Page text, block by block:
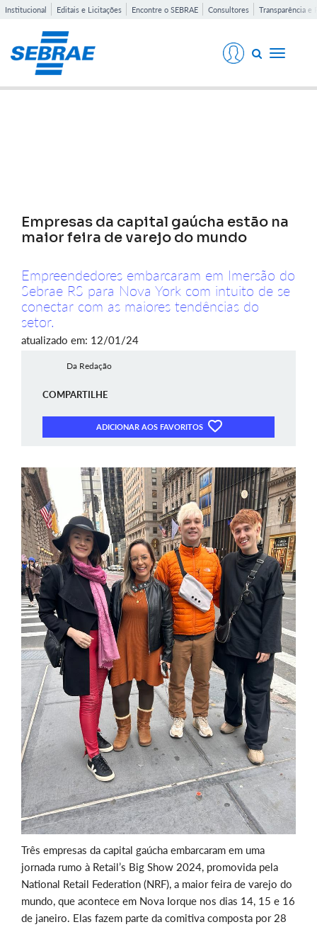
Institucional Editais e Licitações Encontre o SEBRAE Consultores Transparência e
Toggle
Empresas da capital gaúcha estão na
maior feira de varejo do mundo
Empreendedores embarcaram em Imersão do
Sebrae RS para Nova York com intuito de se
conectar com as maiores tendências do
setor.
atualizado em: 12/01/24
Da Redação
COMPARTILHE
ADICIONAR AOS FAVORITOS
Três empresas da capital gaúcha embarcaram em uma
jornada rumo à Retail’s Big Show 2024, promovida pela
National Retail Federation (NRF), a maior feira de varejo do
mundo, que acontece em Nova Iorque nos dias 14, 15 e 16
de janeiro. Elas fazem parte da comitiva composta por 28